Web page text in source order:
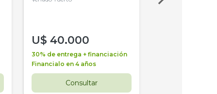
U$ 40.000
30% de entrega + financiación
Financialo en 4 años
Consultar